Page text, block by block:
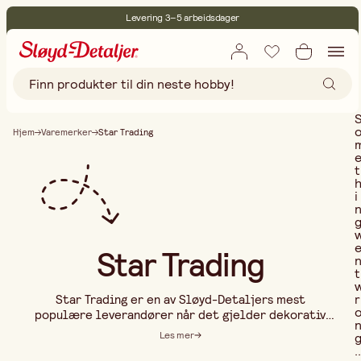
Levering 3–5 arbeidsdager
Fri frakt ved kjøp over 499:-
Hjem Varemerker Star Trading
Star Trading
Star Trading er en av Sløyd-Detaljers mest
populære leverandører når det gjelder dekorativ
belysning til både hjem og hage. Selskapet startet
Les mer
e
t
h
i
n
g
e
n
t
r
n
g
..